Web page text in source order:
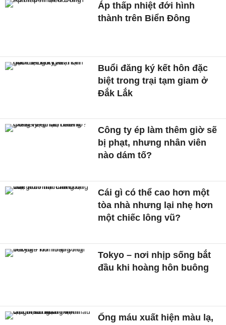
Áp thấp nhiệt đới hình
thành trên Biển Đông
Buổi đăng ký kết hôn đặc
biệt trong trại tạm giam ở
Đắk Lắk
Công ty ép làm thêm giờ sẽ
bị phạt, nhưng nhân viên
nào dám tố?
Cái gì có thể cao hơn một
tòa nhà nhưng lại nhẹ hơn
một chiếc lông vũ?
Tokyo – nơi nhịp sống bắt
đầu khi hoàng hôn buông
Ống máu xuất hiện màu lạ,